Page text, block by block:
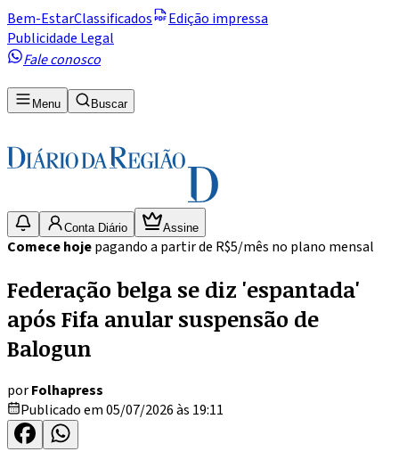
Bem-EstarClassificados
Edição impressa
Publicidade Legal
Fale conosco
Menu Buscar
Conta Diário Assine
Comece hojepagando a partir de R$5/mês no plano mensal
Federação belga se diz 'espantada'
após Fifa anular suspensão de
Balogun
porFolhapress
Publicado em 05/07/2026 às 19:11